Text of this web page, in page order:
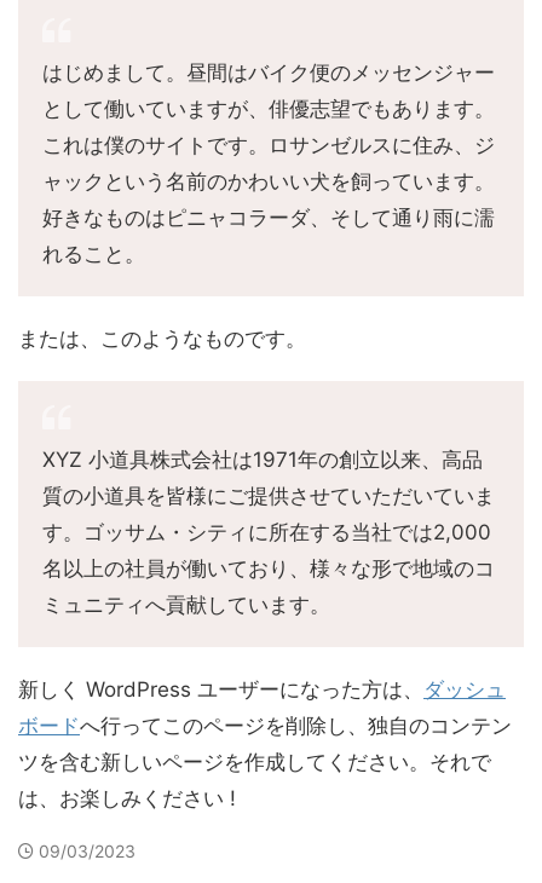
はじめまして。昼間はバイク便のメッセンジャー
として働いていますが、俳優志望でもあります。
これは僕のサイトです。ロサンゼルスに住み、ジ
ャックという名前のかわいい犬を飼っています。
好きなものはピニャコラーダ、そして通り雨に濡
れること。
または、このようなものです。
XYZ 小道具株式会社は1971年の創立以来、高品
質の小道具を皆様にご提供させていただいていま
す。ゴッサム・シティに所在する当社では2,000
名以上の社員が働いており、様々な形で地域のコ
ミュニティへ貢献しています。
新しく WordPress ユーザーになった方は、 ダッシュ
ボードへ行ってこのページを削除し、独自のコンテン
ツを含む新しいページを作成してください。それで
は、お楽しみください !
09/03/2023